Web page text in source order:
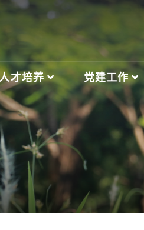
才培养 党建工作